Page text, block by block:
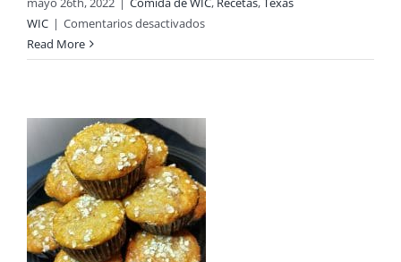
WIC | Comentarios desactivadosen
Brillo
Del
De
Los
En
Read More